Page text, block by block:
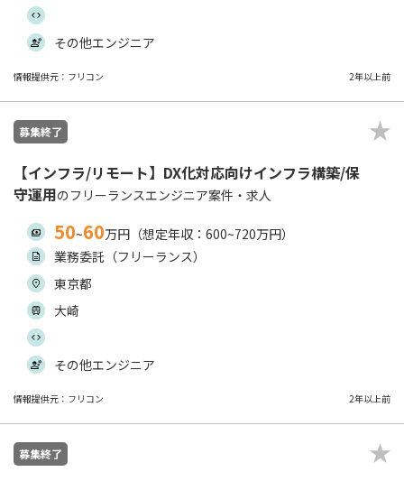
その他エンジニア
情報提供元：フリコン 2年以上前
募集終了
【インフラ/リモート】DX化対応向けインフラ構築/保
守運用のフリーランスエンジニア案件・求人
50~60万円（想定年収：600~720万円）
業務委託（フリーランス）
東京都
大崎
その他エンジニア
情報提供元：フリコン 2年以上前
募集終了